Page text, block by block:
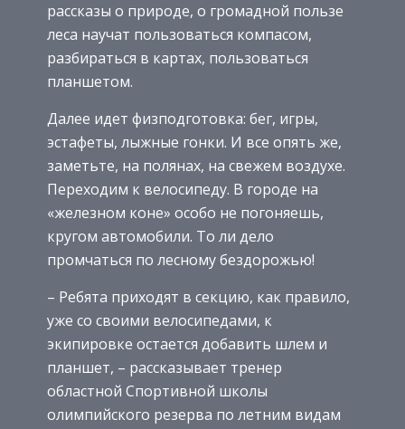
рассказы о природе, о громадной пользе
леса научат пользоваться компасом,
разбираться в картах, пользоваться
планшетом.
Далее идет физподготовка: бег, игры,
эстафеты, лыжные гонки. И все опять же,
заметьте, на полянах, на свежем воздухе.
Переходим к велосипеду. В городе на
«железном коне» особо не погоняешь,
кругом автомобили. То ли дело
промчаться по лесному бездорожью!
– Ребята приходят в секцию, как правило,
уже со своими велосипедами, к
экипировке остается добавить шлем и
планшет, – рассказывает тренер
областной Спортивной школы
олимпийского резерва по летним видам